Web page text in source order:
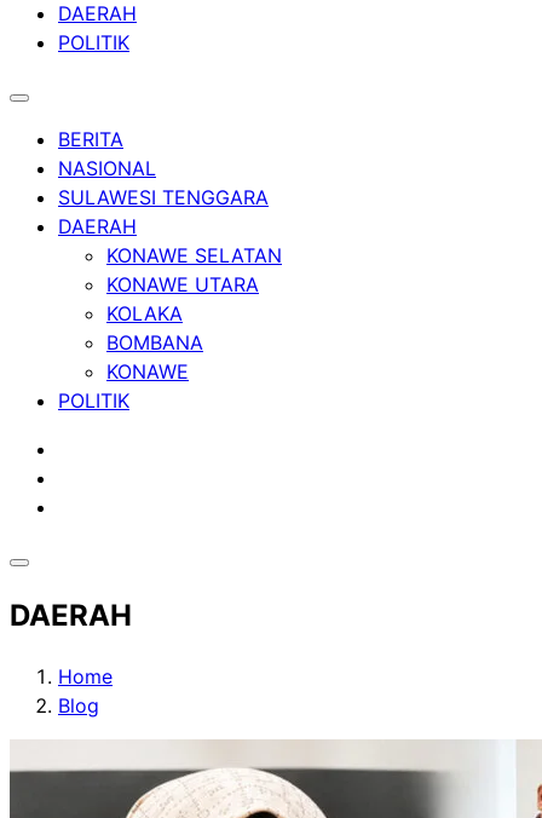
DAERAH
POLITIK
BERITA
NASIONAL
SULAWESI TENGGARA
DAERAH
KONAWE SELATAN
KONAWE UTARA
KOLAKA
BOMBANA
KONAWE
POLITIK
DAERAH
Home
Blog